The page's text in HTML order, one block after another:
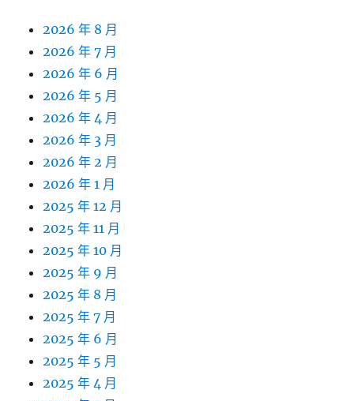
2026 年 8 月
2026 年 7 月
2026 年 6 月
2026 年 5 月
2026 年 4 月
2026 年 3 月
2026 年 2 月
2026 年 1 月
2025 年 12 月
2025 年 11 月
2025 年 10 月
2025 年 9 月
2025 年 8 月
2025 年 7 月
2025 年 6 月
2025 年 5 月
2025 年 4 月